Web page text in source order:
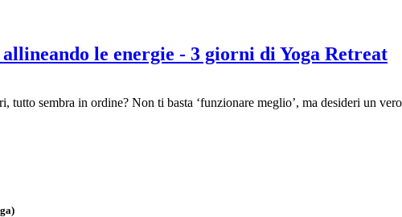
le energie - 3 giorni di Yoga Retreat
tutto sembra in ordine? Non ti basta ‘funzionare meglio’, ma desideri un